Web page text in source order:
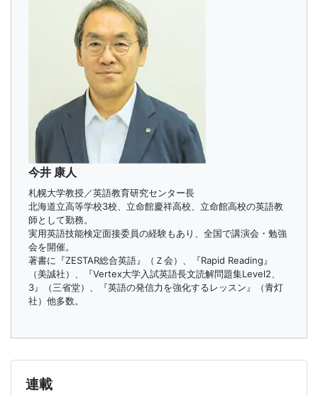
充
今井 康人
札幌大学教授／英語教育研究センター長
北海道立高等学校3校、立命館慶祥高校、立命館高校の英語教
師として勤務。
実用英語技能検定面接委員の経験もあり、全国で講演会・勉強
会を開催。
著書に『ZESTAR総合英語』（Ｚ会）、『Rapid Reading』
（美誠社）、『Vertex大学入試英語長文読解問題集Level2、
3』（三省堂）、『英語の発信力を強化するレッスン』（青灯
社）他多数。
連載